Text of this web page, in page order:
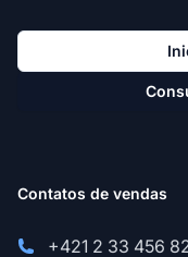
Contatos de vendas
+421 2 33 456